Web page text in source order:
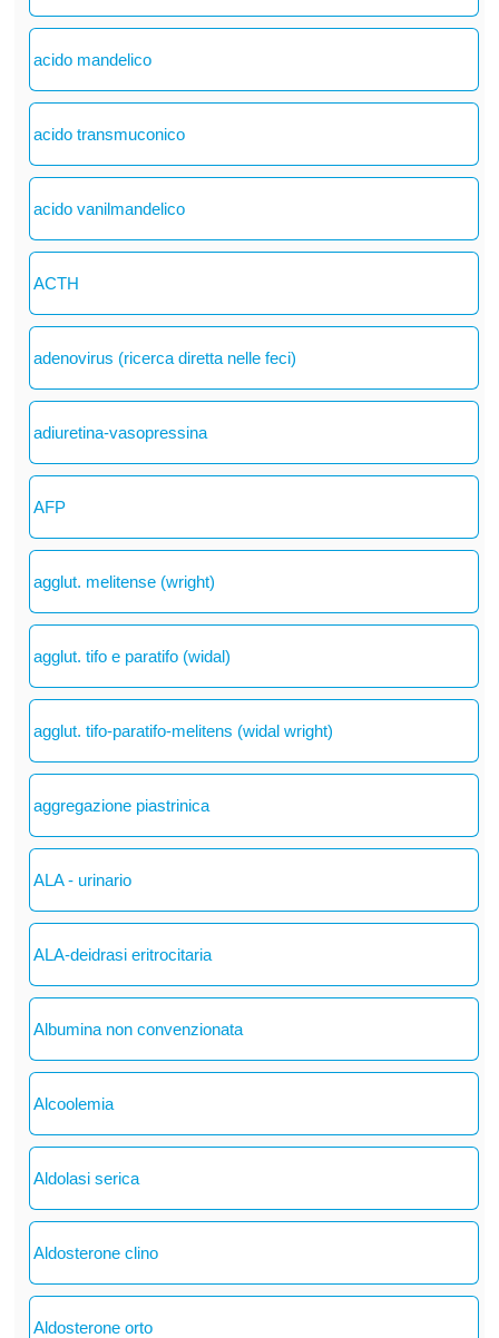
acido mandelico
acido transmuconico
acido vanilmandelico
ACTH
adenovirus (ricerca diretta nelle feci)
adiuretina-vasopressina
AFP
agglut. melitense (wright)
agglut. tifo e paratifo (widal)
agglut. tifo-paratifo-melitens (widal wright)
aggregazione piastrinica
ALA - urinario
ALA-deidrasi eritrocitaria
Albumina non convenzionata
Alcoolemia
Aldolasi serica
Aldosterone clino
Aldosterone orto